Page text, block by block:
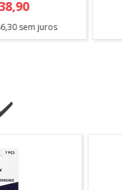
,90
,30sem juros